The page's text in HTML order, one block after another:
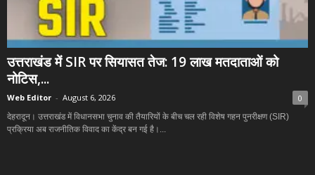
उत्तराखंड में SIR पर सियासत तेज: 19 लाख मतदाताओं को
नोटिस,...
Web Editor - August 6, 2026 0
देहरादून। उत्तराखंड में विधानसभा चुनाव की तैयारियों के बीच चल रही विशेष गहन पुनरीक्षण (SIR)
प्रक्रिया अब राजनीतिक विवाद का केंद्र बन गई है।...